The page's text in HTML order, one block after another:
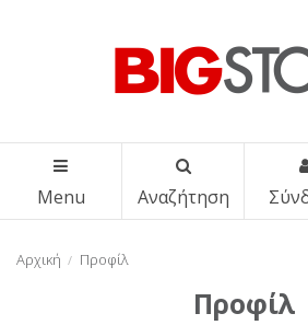
Menu Αναζήτηση
Αρχική Προφίλ
Προφίλ